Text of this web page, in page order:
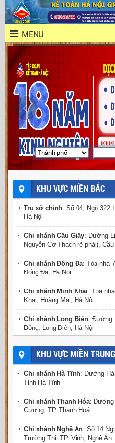
MENU
KHU VỰC MIỀN BẮC
Trụ sở chính: Số 04, Ngõ 322
Hà Nội
Chi nhánh Cầu Giấy: Đường
Nguyễn Cơ Thạch rẽ phải),
Chi nhánh Đống Đa: Tòa nhà
Đống Đa, Hà Nội
Chi nhánh Minh Khai: Tòa
Khai, Hoàng Mai, Hà Nội
Chi nhánh Long Biên: Đường
Đồng, Long Biên, Hà Nội
Chi nhánh Hà Đông: Đường
Nội
Chi nhánh Đông Anh: Chợ Tó
Anh - Hà Nội
Chi nhánh Bắc Ninh: Số 31 Lê
Hoa, TP. Bắc Ninh
Chi nhánh Ninh Bình: Đường
Thành, TP. Ninh Bình
KHU VỰC MIỀN TRUNG
Chi nhánh Hà Tĩnh: Đường Hà
Tỉnh Hà Tĩnh
Chi nhánh Thanh Hóa: Đường
Cương, TP. Thanh Hoá
Chi nhánh Nghệ An: Số 14
Trường Thi, TP. Vinh, Nghệ An